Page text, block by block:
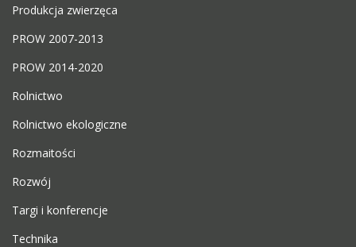
Produkcja zwierzęca
PROW 2007-2013
PROW 2014-2020
Rolnictwo
Rolnictwo ekologiczne
Rozmaitości
Rozwój
Targi i konferencje
Technika